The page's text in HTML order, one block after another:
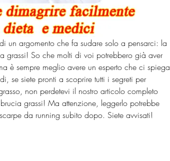
un argomento che fa sudare solo a pensarci: la
grassi! So che molti di voi potrebbero già aver
è sempre meglio avere un esperto che ci spiega
se siete pronti a scoprire tutti i segreti per
non perdetevi il nostro articolo completo
grassi! Ma attenzione, leggerlo potrebbe
da running subito dopo. Siete avvisati!